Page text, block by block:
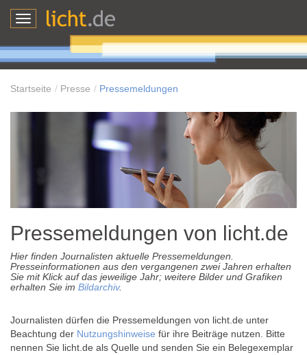
Toggle
Startseite Presse Pressemeldungen
Pressemeldungen von licht.de
Hier finden Journalisten aktuelle Pressemeldungen.
Presseinformationen aus den vergangenen zwei Jahren erhalten
Sie mit Klick auf das jeweilige Jahr; weitere Bilder und Grafiken
erhalten Sie im Bildarchiv.
Journalisten dürfen die Pressemeldungen von licht.de unter
Beachtung der Nutzungshinweise für ihre Beiträge nutzen. Bitte
nennen Sie licht.de als Quelle und senden Sie ein Belegexemplar